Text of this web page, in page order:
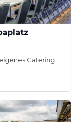
Catering